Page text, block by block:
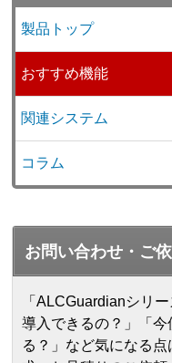
製品トップ
おすすめ機能
関連システム
コラム
お問い合わせ・ご
「ALCGuardianシリ
導入できるの？」「
る？」など気になる